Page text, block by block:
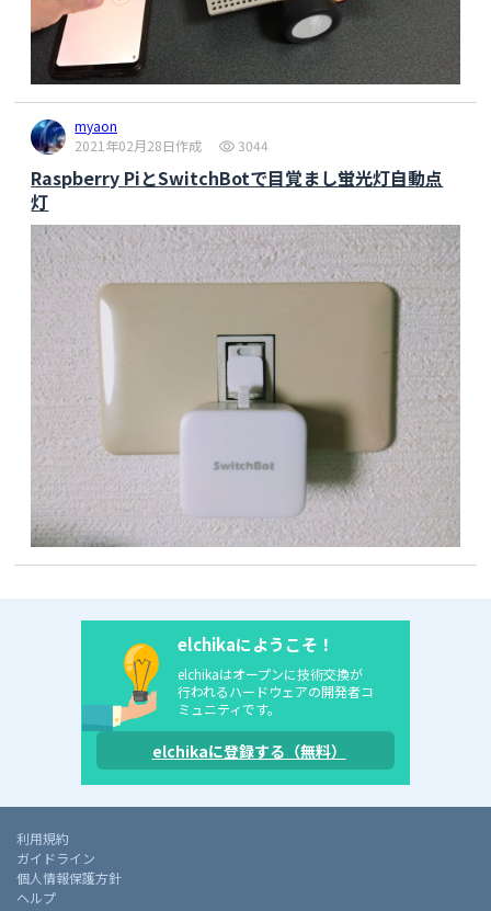
myaon
2021年02月28日作成
3044
Raspberry PiとSwitchBotで目覚まし蛍光灯自動点
灯
elchikaにようこそ！
elchikaはオープンに技術交換が
行われるハードウェアの開発者コ
ミュニティです。
elchikaに登録する（無料）
利用規約
ガイドライン
個人情報保護方針
ヘルプ